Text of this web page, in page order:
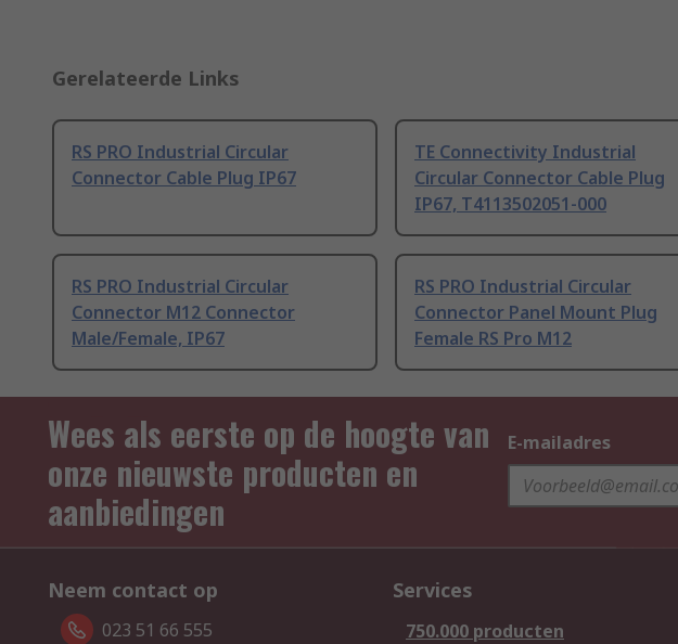
Gerelateerde Links
RS PRO Industrial Circular
Connector Cable Plug IP67
TE Connectivity Industrial
Circular Connector Cable Plug
IP67, T4113502051-000
RS PRO Industrial Circular
Connector M12 Connector
Male/Female, IP67
RS PRO Industrial Circular
Connector Panel Mount Plug
Female RS Pro M12
Wees als eerste op de hoogte van
onze nieuwste producten en
aanbiedingen
E-mailadres
Neem contact op
023 51 66 555
Services
750.000 producten